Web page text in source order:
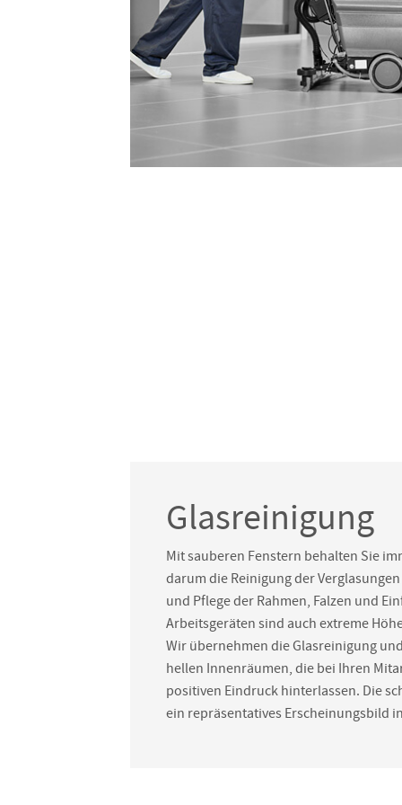
Glasreinigung
Mit sauberen Fenstern behalten Sie
darum die Reinigung der
und Pflege der Rahmen, Falzen und
Arbeitsgeräten sind auch extreme
Wir übernehmen die Glasreinigung
hellen Innenräumen, die bei Ihren
positiven Eindruck hinterlassen. Die
ein repräsentatives Erscheinungsbild